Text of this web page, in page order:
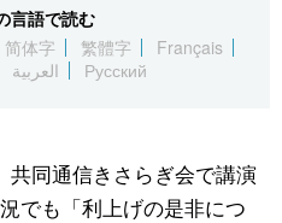
Русский
言語で読む
简体字 繁體字
Français
العربية Русский
共同通信きさらぎ会で講演
でも「利上げの是非につ